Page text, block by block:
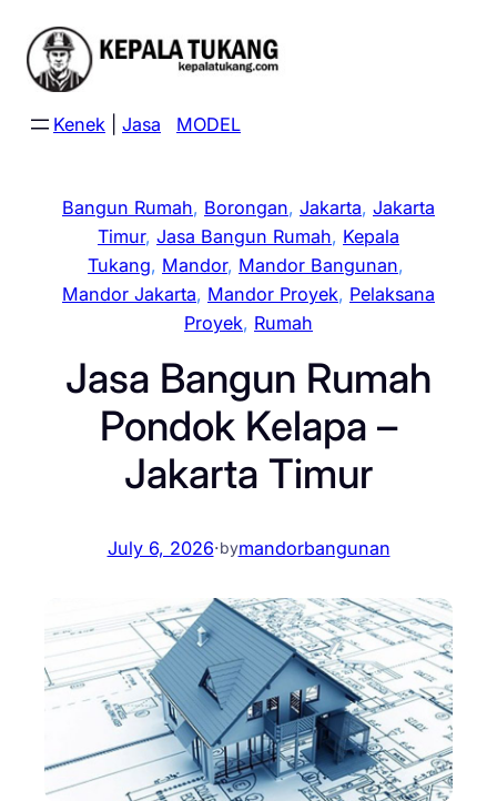
content
Kenek Jasa MODEL
Bangun Rumah, Borongan, Jakarta, Jakarta
Timur, Jasa Bangun Rumah, Kepala
Tukang, Mandor, Mandor Bangunan
Mandor Jakarta, Mandor Proyek, Pelaksana
Proyek, Rumah
Jasa Bangun Rumah
Pondok Kelapa –
Jakarta Timur
July 6, 2026·bymandorbangunan